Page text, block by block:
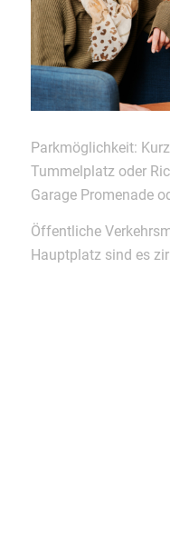
Parkmöglichkeit:
Tummelplatz oder
Garage Promenade
Öffentliche
Hauptplatz sind es